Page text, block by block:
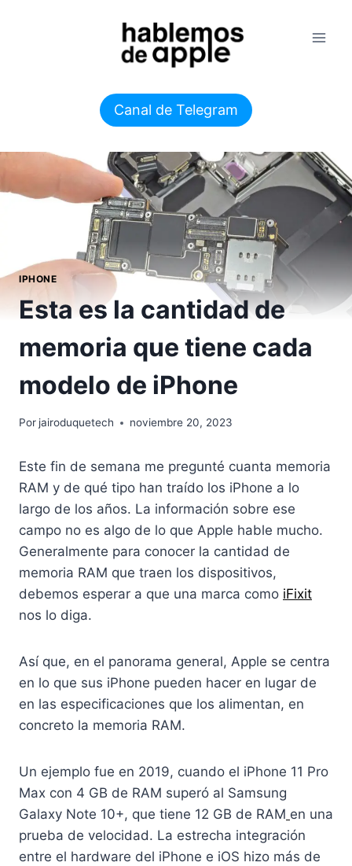
Canal de Telegram
IPHONE
Esta es la cantidad de
memoria que tiene cada
modelo de iPhone
Por jairoduquetech noviembre 20, 2023
Este fin de semana me pregunté cuanta memoria
RAM y de qué tipo han traído los iPhone a lo
largo de los años. La información sobre ese
campo no es algo de lo que Apple hable mucho.
Generalmente para conocer la cantidad de
memoria RAM que traen los dispositivos,
debemos esperar a que una marca como iFixit
nos lo diga.
Así que, en el panorama general, Apple se centra
en lo que sus iPhone pueden hacer en lugar de
en las especificaciones que los alimentan, en
concreto la memoria RAM.
Un ejemplo fue en 2019, cuando el iPhone 11 Pro
Max con 4 GB de RAM superó al Samsung
Galaxy Note 10+, que tiene 12 GB de RAM en una
prueba de velocidad. La estrecha integración
entre el hardware del iPhone e iOS hizo más de